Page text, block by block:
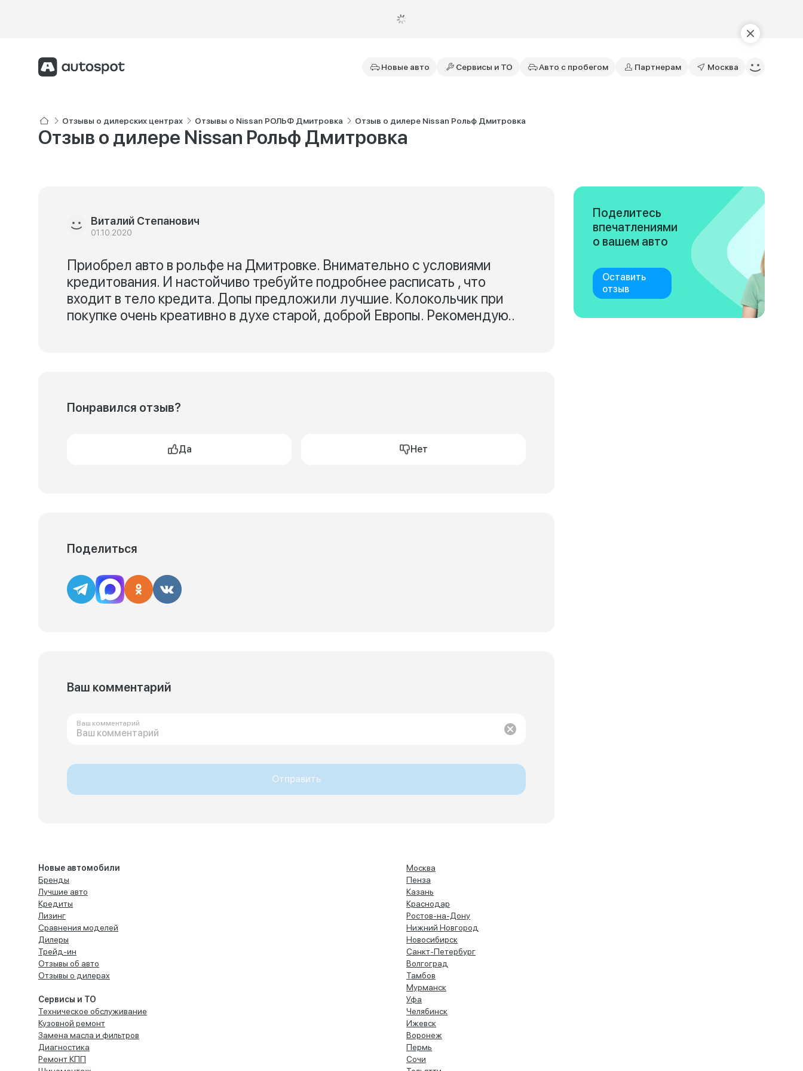
Новые авто Сервисы и ТО Авто с пробегом Партнерам Москва
Отзывы о дилерских центрах Отзывы о Nissan РОЛЬФ Дмитровка Отзыв о дилере Nissan Рольф Дмитровка
Отзыв о дилере Nissan Рольф Дмитровка
Виталий Степанович
01.10.2020
Приобрел авто в рольфе на Дмитровке. Внимательно с условиями
кредитования. И настойчиво требуйте подробнее расписать , что
входит в тело кредита. Допы предложили лучшие. Колокольчик при
покупке очень креативно в духе старой, доброй Европы. Рекомендую..
Понравился отзыв?
Да Нет
Поделиться
Ваш комментарий
Ваш комментарий
Отправить
Поделитесь
впечатлениями
о вашем авто
Оставить
отзыв
Новые автомобили
Бренды
Лучшие авто
Кредиты
Лизинг
Сравнения моделей
Дилеры
Трейд-ин
Отзывы об авто
Отзывы о дилерах
Сервисы и ТО
Техническое обслуживание
Кузовной ремонт
Замена масла и фильтров
Диагностика
Ремонт КПП
Москва
Пенза
Казань
Краснодар
Ростов-на-Дону
Нижний Новгород
Новосибирск
Санкт-Петербург
Волгоград
Тамбов
Мурманск
Уфа
Челябинск
Ижевск
Воронеж
Пермь
Сочи